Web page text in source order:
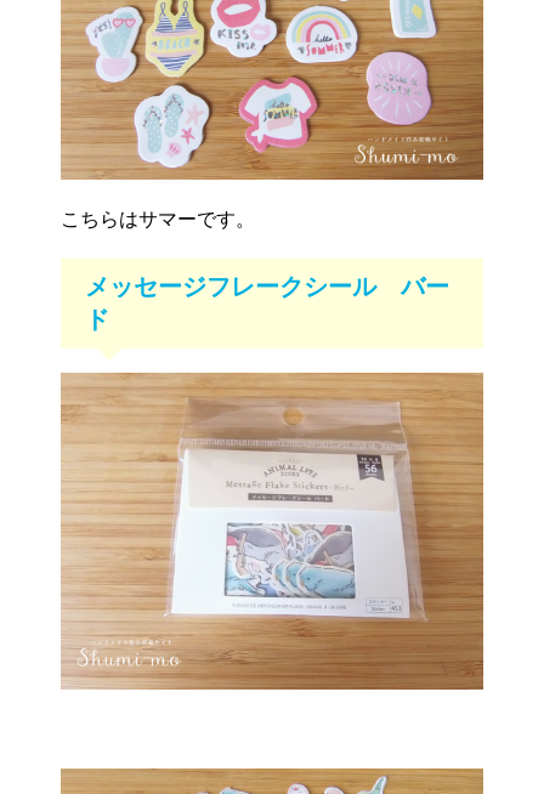
こちらはサマーです。
メッセージフレークシール バー
ド